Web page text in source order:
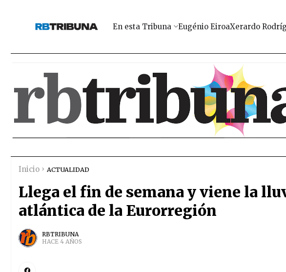
En esta Tribuna Eugénio EiroaXerardo
Inicio ACTUALIDAD
Llega el fin de semana y viene la
atlántica de la Eurorregión
RBTRIBUNA
HACE 4 AÑOS